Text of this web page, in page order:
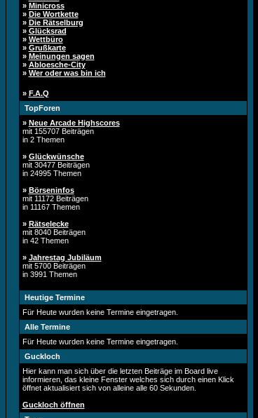
» Minicross
» Die Wortkette
» Die Rätselburg
» Glücksrad
» Wettbüro
» Grußkarte
» Meinungen sagen
» Abloesche-City
» Wer oder was bin ich
» F.A.Q
TopForen
» Neue Arcade Highscores
mit 155707 Beiträgen
in 2 Themen
» Glückwünsche
mit 30477 Beiträgen
in 24995 Themen
» Börseninfos
mit 11172 Beiträgen
in 11167 Themen
» Rätselecke
mit 8040 Beiträgen
in 42 Themen
» Jahrestag Jubiläum
mit 5700 Beiträgen
in 3991 Themen
Heutige Termine
Für Heute wurden keine Termine eingetragen.
Alle Termine
Für Heute wurden keine Termine eingetragen.
Guckloch
Hier kann man sich über die letzten Beiträge im Board live
informieren, das kleine Fenster welches sich durch einen Klick
öffnet aktualisiert sich von alleine alle 60 Sekunden.
Guckloch öffnen